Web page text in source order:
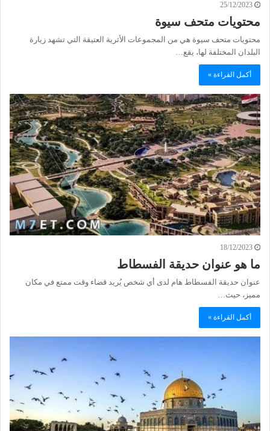
25/12/2023
محتويات متحف سيوة
محتويات متحف سيوة هي من المجموعات الأثرية العتيقة التي تشهد زيارة
البلدان المختلفة لها، يقع…
أكمل القراءة »
18/12/2023
ما هو عنوان حديقة الفسطاط
عنوان حديقة الفسطاط هام لدى أي شخص يُريد قضاء وقت ممتع في مكان
مميز، حيث…
أكمل القراءة »